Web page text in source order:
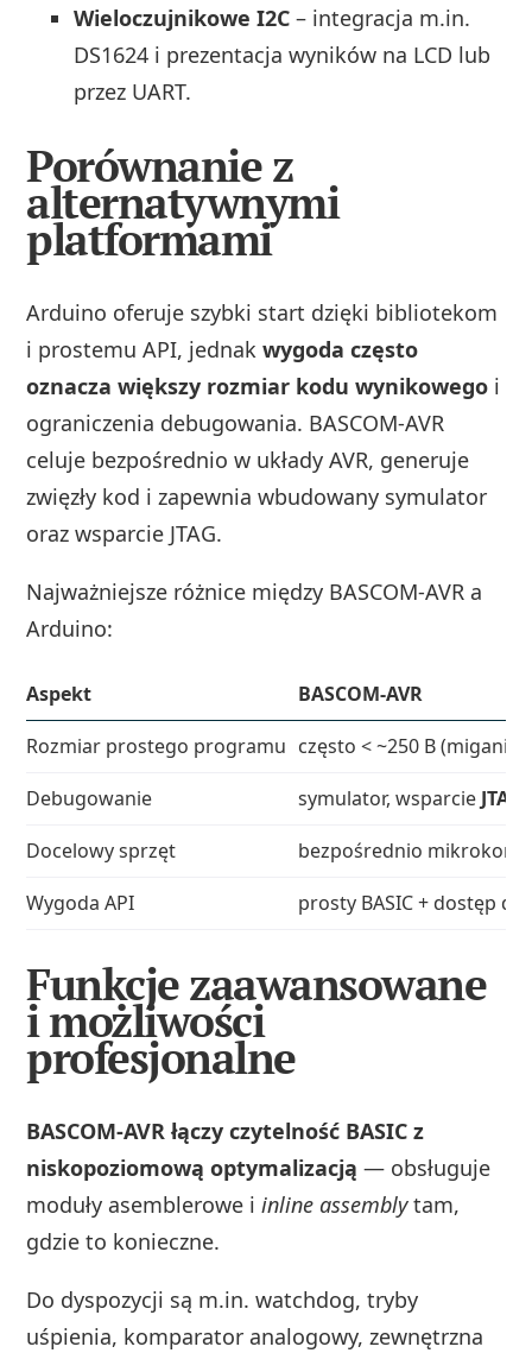
Wieloczujnikowe I2C – integracja m.in.
DS1624 i prezentacja wyników na LCD lub
przez UART.
Porównanie z
alternatywnymi
platformami
Arduino oferuje szybki start dzięki bibliotekom
i prostemu API, jednakwygoda często
oznacza większy rozmiar kodu wynikowego i
ograniczenia debugowania. BASCOM‑AVR
celuje bezpośrednio w układy AVR, generuje
zwięzły kod i zapewnia wbudowany symulator
oraz wsparcie JTAG.
Najważniejsze różnice między BASCOM‑AVR a
Arduino:
Aspekt
BASCOM‑AVR
Rozmiar prostego programu często < ~250 B (miganie
Debugowanie
symulator, wsparcie JTAG
Docelowy sprzęt
bezpośrednio
Wygoda API
prosty BASIC + dostęp
Funkcje zaawansowane
i możliwości
profesjonalne
BASCOM‑AVR łączy czytelność BASIC z
niskopoziomową optymalizacją — obsługuje
moduły asemblerowe iinline assemblytam,
gdzie to konieczne.
Do dyspozycji są m.in. watchdog, tryby
uśpienia, komparator analogowy, zewnętrzna